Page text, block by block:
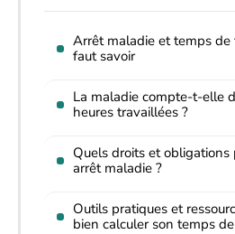
Arrêt maladie et temps de
faut savoir
La maladie compte-t-elle
heures travaillées ?
Quels droits et obligations
arrêt maladie ?
Outils pratiques et
bien calculer son temps